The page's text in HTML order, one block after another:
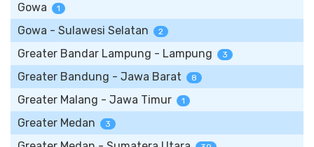
Gowa 1
Gowa - Sulawesi Selatan 2
Greater Bandar Lampung - Lampung 3
Greater Bandung - Jawa Barat 8
Greater Malang - Jawa Timur 1
Greater Medan 3